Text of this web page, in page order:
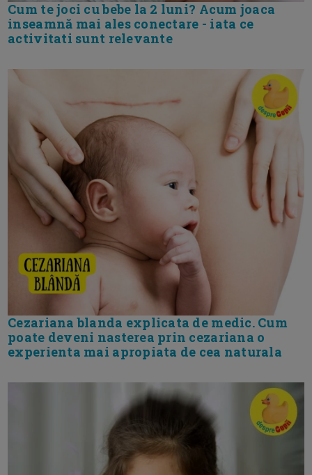
Cum te joci cu bebe la 2 luni? Acum joaca
inseamnă mai ales conectare - iata ce
activitati sunt relevante
Cezariana blanda explicata de medic. Cum
poate deveni nasterea prin cezariana o
experienta mai apropiata de cea naturala